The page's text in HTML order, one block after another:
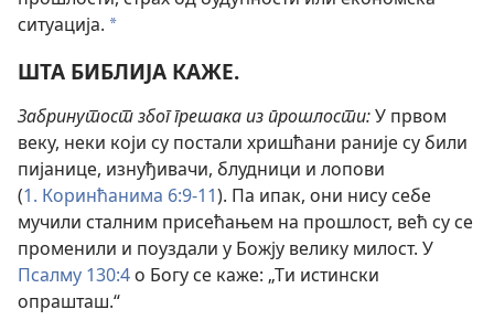
ситуација. a
ШТА БИБЛИЈА КАЖЕ.
Забринутост због грешака из прошлости:У првом
веку, неки који су постали хришћани раније су били
пијанице, изнуђивачи, блудници и лопови
(1. Коринћанима 6:9-11). Па ипак, они нису себе
мучили сталним присећањем на прошлост, већ су се
променили и поуздали у Божју велику милост. У
Псалму 130:4о Богу се каже: „Ти истински
опрашташ.“